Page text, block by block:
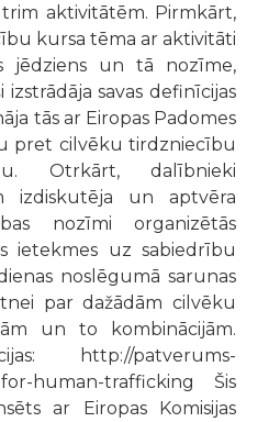
aktivitātēm. Pirmkārt,
kursa tēma ar aktivitāti
jēdziens un tā nozīme,
savas definīcijas
tās ar Eiropas Padomes
pret cilvēku tirdzniecību
Otrkārt, dalībnieki
izdiskutēja un aptvēra
nozīmi organizētās
ietekmes uz sabiedrību
noslēgumā sarunas
par dažādām cilvēku
un to kombinācijām.
http://patverums-
human-trafficking Šis
ar Eiropas Komisijas